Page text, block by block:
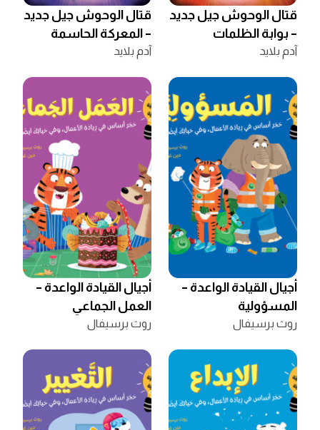
قتال الوحوش جيل جديد
– بوابة الظلمات
آدم بلايد
قتال الوحوش جيل جديد
– المعركة الحاسمة
آدم بلايد
أجيال القيادة الواعدة –
المسؤولية
روث برسيفال
أجيال القيادة الواعدة –
العمل الجماعي
روث برسيفال